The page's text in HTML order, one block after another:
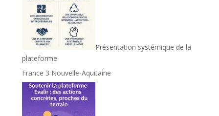
Présentation systémique de la
plateforme
France 3 Nouvelle-Aquitaine